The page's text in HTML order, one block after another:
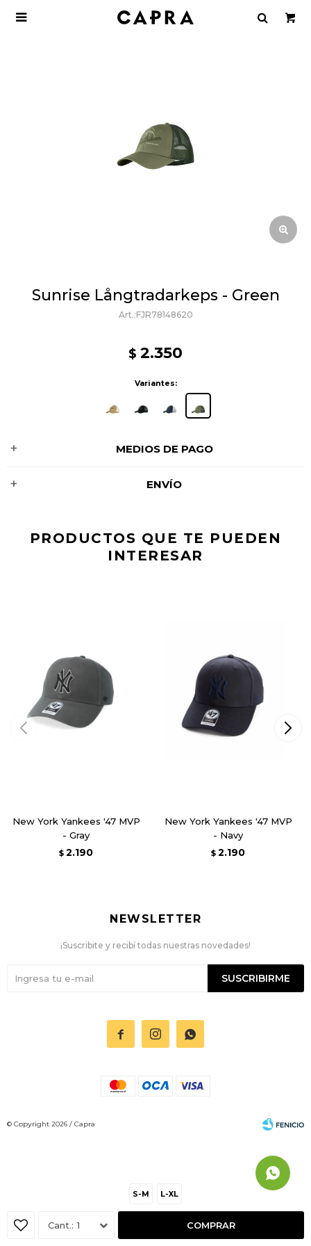

Sunrise Långtradarkeps - Green
FJR78148620
$ 2.350
Variantes:
S-M L-XL
1 COMPRAR
MEDIOS DE PAGO
ENVÍO
PRODUCTOS QUE TE PUEDEN
INTERESAR
New York Yankees '47 MVP
- Gray
$ 2.190
New York Yankees '47 MVP
- Navy
$ 2.190
  
NEWSLETTER
¡Suscribite y recibí todas nuestras novedades!
SUSCRIBIRME
© Copyright 2026 / Capra